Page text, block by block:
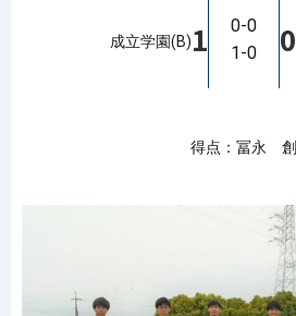
成立学園(B)1
0-0
1-0
0
得点：冨永 創